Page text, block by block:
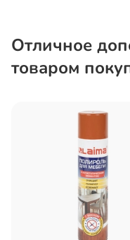
Отличное
товаром